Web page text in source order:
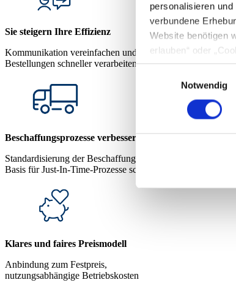
personalisieren
verbundene
Website benötigen
erlauben“ oder
Cookie-Optionen
Hinweis zur
49 Abs. 1 S. 1 lit.
Notwendig
Sie steigern Ihre Effizienz
Kommunikation vereinfachen und
Bestellungen schneller verarbeiten
Beschaffungsprozesse verbessern
Standardisierung der Beschaffung sowie
Basis für Just-In-Time-Prozesse schaffen
Klares und faires Preismodell
Anbindung zum Festpreis,
nutzungsabhängige Betriebskosten